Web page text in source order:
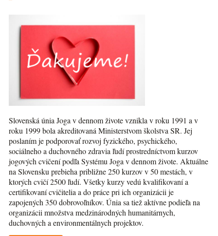
Slovenská únia Joga v dennom živote vznikla v roku 1991 a v
roku 1999 bola akreditovaná Ministerstvom školstva SR. Jej
poslaním je podporovať rozvoj fyzického, psychického,
sociálneho a duchovného zdravia ľudí prostredníctvom kurzov
jogových cvičení podľa Systému Joga v dennom živote. Aktuálne
na Slovensku prebieha približne 250 kurzov v 50 mestách, v
ktorých cvičí 2500 ľudí. Všetky kurzy vedú kvalifikovaní a
certifikovaní cvičitelia a do práce pri ich organizácii je
zapojených 350 dobrovoľníkov. Únia sa tiež aktívne podieľa na
organizácii množstva medzinárodných humanitárnych,
duchovných a environmentálnych projektov.